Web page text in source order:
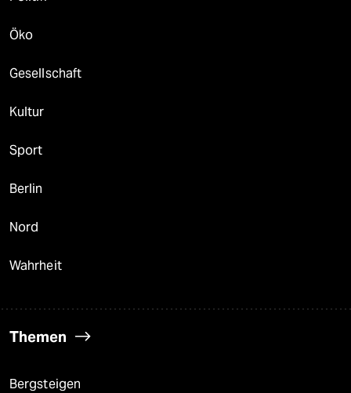
Öko
Gesellschaft
Kultur
Sport
Berlin
Nord
Wahrheit
Themen
Bergsteigen